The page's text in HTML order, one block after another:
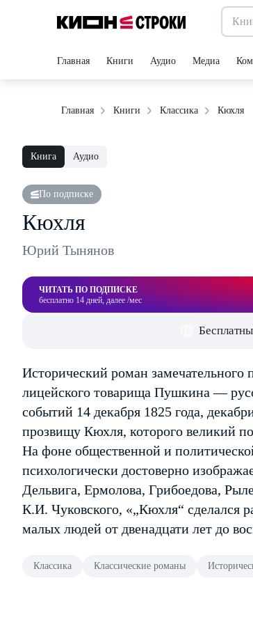
Главная Книги Аудио Медиа
Главная Книги Классика Кюхля
Книга Аудио
По подписке
Кюхля
Юрий Тынянов
ЧИТАТЬ ПО ПОДПИСКЕ
бесплатно 14 дней, далее /мес
Исторический роман
лицейского товарища Пушкина —
событий 14 декабря 1825 года,
прозвищу Кюхля, которого великий
На фоне общественной и
психологически достоверно
Дельвига, Ермолова, Грибоедова,
К.И. Чуковского, «„Кюхля“ сделался
малых людей от двенадцати лет до
Классика Классические романы